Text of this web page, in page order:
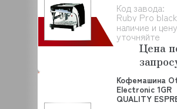
Код завода:
Ruby Pro black
наличие и цену
уточняйте
Цена
Кофемашина
Electronic 1GR
QUALITY